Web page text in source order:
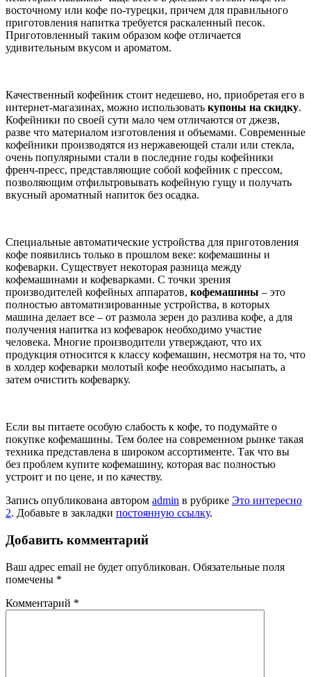
восточному или кофе по-турецки, причем для правильного
приготовления напитка требуется раскаленный песок.
Приготовленный таким образом кофе отличается
удивительным вкусом и ароматом.
Качественный кофейник стоит недешево, но, приобретая его в
интернет-магазинах, можно использовать купоны на скидку.
Кофейники по своей сути мало чем отличаются от джезв,
разве что материалом изготовления и объемами. Современные
кофейники производятся из нержавеющей стали или стекла,
очень популярными стали в последние годы кофейники
френч-пресс, представляющие собой кофейник с прессом,
позволяющим отфильтровывать кофейную гущу и получать
вкусный ароматный напиток без осадка.
Специальные автоматические устройства для приготовления
кофе появились только в прошлом веке: кофемашины и
кофеварки. Существует некоторая разница между
кофемашинами и кофеварками. С точки зрения
производителей кофейных аппаратов, кофемашины – это
полностью автоматизированные устройства, в которых
машина делает все – от размола зерен до разлива кофе, а для
получения напитка из кофеварок необходимо участие
человека. Многие производители утверждают, что их
продукция относится к классу кофемашин, несмотря на то, что
в холдер кофеварки молотый кофе необходимо насыпать, а
затем очистить кофеварку.
Если вы питаете особую слабость к кофе, то подумайте о
покупке кофемашины. Тем более на современном рынке такая
техника представлена в широком ассортименте. Так что вы
без проблем купите кофемашину, которая вас полностью
устроит и по цене, и по качеству.
Запись опубликована автором admin в рубрике Это интересно
2. Добавьте в закладки постоянную ссылку.
Добавить комментарий
Ваш адрес email не будет опубликован. Обязательные поля
помечены *
Комментарий *